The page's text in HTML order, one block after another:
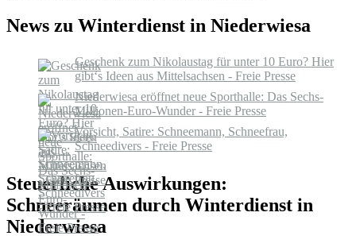
News zu Winterdienst in Niederwiesa
Geschenk zum Nikolaustag für unter 10 Euro? Hier
gibt‘s Ideen aus Mittelsachsen - Freie Presse
Niederwiesa eröffnet neue Sporthalle: Das Sechs-
Millionen-Euro-Wunder - Freie Presse
Vorsicht, Satire: Schneemann, Schneefrau,
Schneedivers - Freie Presse
Steuerliche Auswirkungen:
Schneeräumen durch Winterdienst in
Niederwiesa